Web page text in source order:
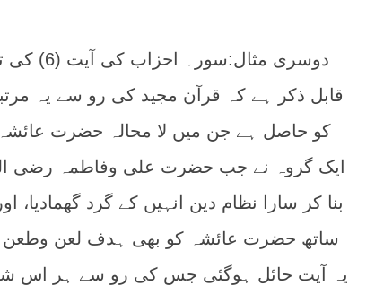
دوسری
قابل ذکر ہے کہ قرآن مجید کی رو سے یہ
کو حاصل ہے جن میں لا محالہ حضرت
ایک گروہ نے جب حضرت علی وفاطمہ رضی
بنا کر سارا نظام دین انہیں کے گرد
ساتھ حضرت عائشہ کو بھی ہدف لعن وطعن
یہ آیت حائل ہوگئی جس کی رو سے ہر اس شخص